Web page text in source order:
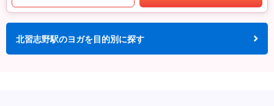
北習志野駅のヨガを目的別に探す